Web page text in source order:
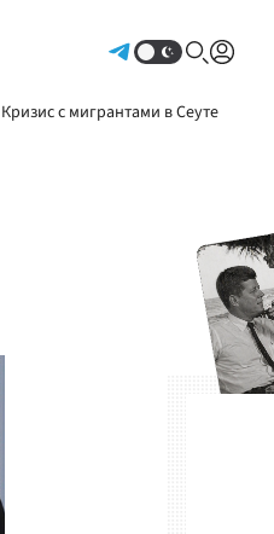
Кризис с мигрантами в Сеуте